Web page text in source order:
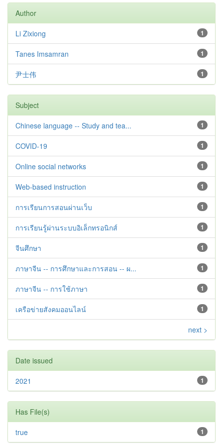
Author
1
Li Zixiong
1
Tanes Imsamran
1
尹士伟
Subject
1
Chinese language -- Study and tea...
1
COVID-19
1
Online social networks
1
Web-based instruction
1
การเรียนการสอนผ่านเว็บ
1
การเรียนรู้ผ่านระบบอิเล็กทรอนิกส์
1
จีนศึกษา
1
ภาษาจีน -- การศึกษาและการสอน -- ผ...
1
ภาษาจีน -- การใช้ภาษา
1
เครือข่ายสังคมออนไลน์
next >
Date issued
1
2021
Has File(s)
1
true